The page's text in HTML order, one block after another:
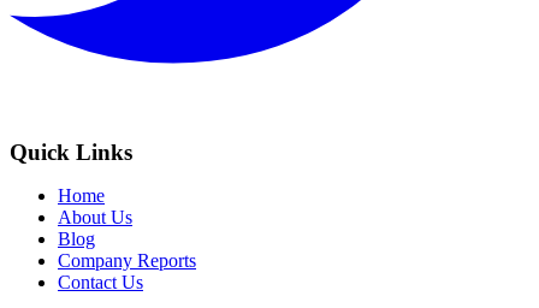
Quick Links
Home
About Us
Blog
Company Reports
Contact Us